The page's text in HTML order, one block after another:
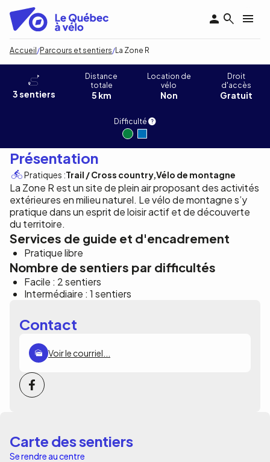
contenu
principal
Fil
d'Ariane
Accueil Parcours et sentiers La Zone R
La Zone R
3 sentiers
Distance
totale
5 km
Location de
vélo
Non
Droit
d'accès
Gratuit
Difficulté
Présentation
Pratiques :Trail / Cross country Vélo de montagne
La Zone R est un site de plein air proposant des activités
extérieures en milieu naturel. Le vélo de montagne s’y
pratique dans un esprit de loisir actif et de découverte
du territoire.
Services de guide et d'encadrement
Pratique libre
Nombre de sentiers par difficultés
Facile : 2 sentiers
Intermédiaire : 1 sentiers
Contact
Voir le courriel...
Carte des sentiers
Se rendre au centre